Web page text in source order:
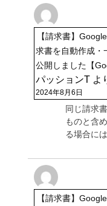
【請求書】
求書を自動作成・
公開しました【
パッションT よ
2024年8月6日
同じ請求
ものと含
る場合に
【請求書】